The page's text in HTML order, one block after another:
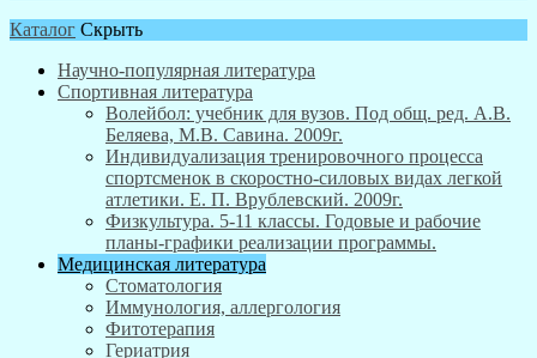
Каталог Скрыть
Научно-популярная литература
Спортивная литература
Волейбол: учебник для вузов. Под общ. ред. А.В.
Беляева, М.В. Савина. 2009г.
Индивидуализация тренировочного процесса
спортсменок в скоростно-силовых видах легкой
атлетики. Е. П. Врублевский. 2009г.
Физкультура. 5-11 классы. Годовые и рабочие
планы-графики реализации программы.
Медицинская литература
Стоматология
Иммунология, аллергология
Фитотерапия
Гериатрия